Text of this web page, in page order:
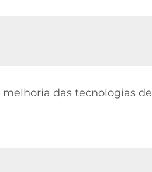
das tecnologias de